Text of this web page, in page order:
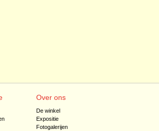
Over ons
De winkel
Expositie
Fotogalerijen